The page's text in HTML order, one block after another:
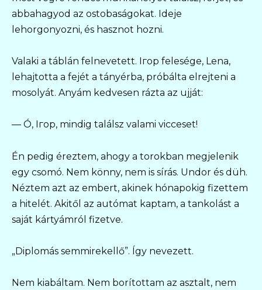
abbahagyod az ostobaságokat. Ideje
lehorgonyozni, és hasznot hozni.
Valaki a táblán felnevetett. Iгор felesége, Lena,
lehajtotta a fejét a tányérba, próbálta elrejteni a
mosolyát. Anyám kedvesen rázta az ujját:
— Ó, Iгор, mindig találsz valami vicceset!
Én pedig éreztem, ahogy a torokban megjelenik
egy csomó. Nem könny, nem is sírás. Undor és düh.
Néztem azt az embert, akinek hónapokig fizettem
a hitelét. Akitől az autómat kaptam, a tankolást a
saját kártyámról fizetve.
„Diplomás semmirekellő”. Így nevezett.
Nem kiabáltam. Nem borítottam az asztalt, nem